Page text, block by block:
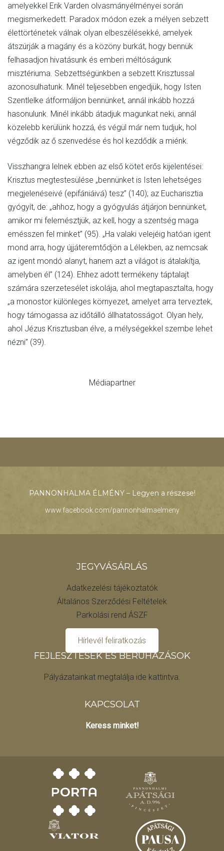
amelyekkel Erik Varden olvasmányélményei során
megismerkedett. Paradox módon ezek a mélyen sebzett
élettörténetek válnak olyan elbeszélésekké, amelyek
átszúrják a magány és a közöny burkát, hogy bennük
felhasadjon hivatásunk és emberi méltóságunk
misztériuma. Sebzettségünkben a sebzett Krisztussal
azonosulhatunk. Minél teljesebben engedjük, hogy Isten
Szentlelke átformáljon bennünket, annál inkább hozzá
hasonulunk. Minél inkább átadjuk magunkat neki, annál
közelebb kerülünk hozzá, és végül már nem tudjuk, hol
végződik az ő szenvedése és hol kezdődik a miénk.
Visszhangra lelnek ebben az első kötet erős kijelentései:
Krisztus megtestesülése „bennünket is Isten lehetséges
megjelenéseivé (epifániáivá) tesz” (140); az Eucharisztia
gyógyít, de: „ahhoz, hogy a gyógyulás átjárjon bennünket,
amikor mi felemésztjük, az kell, hogy a szentség maga
emésszen fel minket” (95). „Ha valaki velejéig hatóan igent
mond arra, hogy újjáteremtődjön a Lélekben, az nemcsak
az igent mondó alanyt, hanem azt a világot is átalakítja,
amelyben él” (124). Ehhez adott termékeny táptalajt
számára szerzetesélet iskolája, ahol megtapasztalta, hogy
„a monostor különleges környezet, amelyet arra terveztek,
hogy támogassa az időtálló állhatatosságot. Olyan hely,
ahol Jézus Krisztusban élve, a mélységekkel szembe lehet
nézni” (39).
Médiapartner
PANNONHALMA ÉLMÉNY – Legyen a részese!
www.facebook.com/pannonhalmaelmeny
JEGYVÁSÁRLÁS
Adatkezelési tájékoztatók
Általános Szerződési Feltételek
Parkolási rend ÁSZF
Hírlevél feliratkozás
FEJLESZTÉSEK ÉS BERUHÁZÁSOK
Pályázatainkat megtalálja ide kattintva.
KAPCSOLAT
Keress minket!